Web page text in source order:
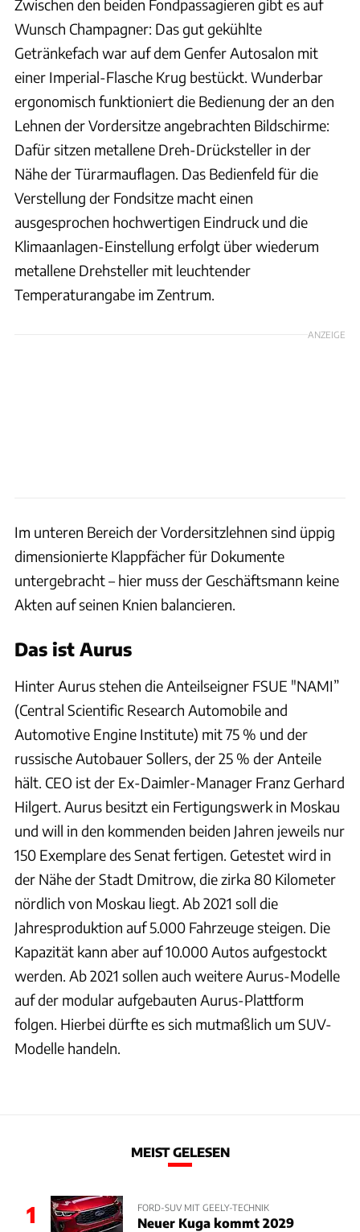
Zwischen den beiden Fondpassagieren gibt es auf
Wunsch Champagner: Das gut gekühlte
Getränkefach war auf dem Genfer Autosalon mit
einer Imperial-Flasche Krug bestückt. Wunderbar
ergonomisch funktioniert die Bedienung der an den
Lehnen der Vordersitze angebrachten Bildschirme:
Dafür sitzen metallene Dreh-Drücksteller in der
Nähe der Türarmauflagen. Das Bedienfeld für die
Verstellung der Fondsitze macht einen
ausgesprochen hochwertigen Eindruck und die
Klimaanlagen-Einstellung erfolgt über wiederum
metallene Drehsteller mit leuchtender
Temperaturangabe im Zentrum.
ANZEIGE
Im unteren Bereich der Vordersitzlehnen sind üppig
dimensionierte Klappfächer für Dokumente
untergebracht – hier muss der Geschäftsmann keine
Akten auf seinen Knien balancieren.
Das ist Aurus
Hinter Aurus stehen die Anteilseigner FSUE "NAMI”
(Central Scientific Research Automobile and
Automotive Engine Institute) mit 75 % und der
russische Autobauer Sollers, der 25 % der Anteile
hält. CEO ist der Ex-Daimler-Manager Franz Gerhard
Hilgert. Aurus besitzt ein Fertigungswerk in Moskau
und will in den kommenden beiden Jahren jeweils nur
150 Exemplare des Senat fertigen. Getestet wird in
der Nähe der Stadt Dmitrow, die zirka 80 Kilometer
nördlich von Moskau liegt. Ab 2021 soll die
Jahresproduktion auf 5.000 Fahrzeuge steigen. Die
Kapazität kann aber auf 10.000 Autos aufgestockt
werden. Ab 2021 sollen auch weitere Aurus-Modelle
auf der modular aufgebauten Aurus-Plattform
folgen. Hierbei dürfte es sich mutmaßlich um SUV-
Modelle handeln.
MEIST GELESEN
1 FORD-SUV MIT GEELY-TECHNIK
Neuer Kuga kommt 2029